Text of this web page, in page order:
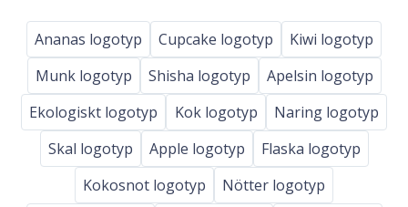
Ananas logotyp Cupcake logotyp
Kiwi logotyp
Munk logotyp
Shisha logotyp
Apelsin logotyp
Ekologiskt logotyp
Kok logotyp
Naring logotyp
Skal logotyp
Apple logotyp
Flaska logotyp
Kokosnot logotyp
Nötter logotyp